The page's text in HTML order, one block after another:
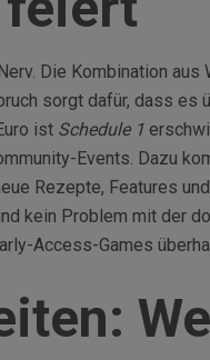
Die Kombination
sorgt dafür, dass es
ist Schedule 1
Events. Dazu
Rezepte, Features
kein Problem mit der
Access-Games